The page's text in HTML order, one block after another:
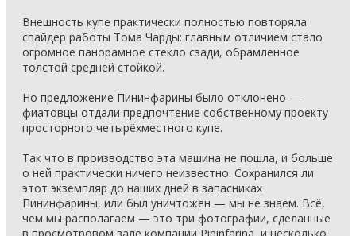
Внешность купе практически полностью повторяла
спайдер работы Тома Чарды: главным отличием стало
огромное панорамное стекло сзади, обрамленное
толстой средней стойкой.
Но предложение Пининфарины было отклонено —
фиатовцы отдали предпочтение собственному проекту
просторного четырёхместного купе.
Так что в производство эта машина не пошла, и больше
о ней практически ничего неизвестно. Сохранился ли
этот экземпляр до наших дней в запасниках
Пининфарины, или был уничтожен — мы не знаем. Всё,
чем мы располагаем — это три фотографии, сделанные